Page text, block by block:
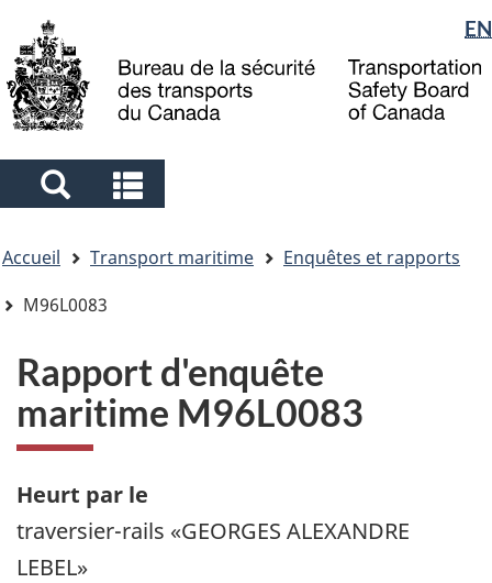
to
main
to
"About
government"
à
la
Sélection
de
la
langue
EN
Search
and
menus
and
menus
êtes
ici
Accueil Transport maritime
Enquêtes et rapports
M96L0083
Rapport d'enquête
maritime M96L0083
Heurt par le
traversier-rails «GEORGES ALEXANDRE
LEBEL»